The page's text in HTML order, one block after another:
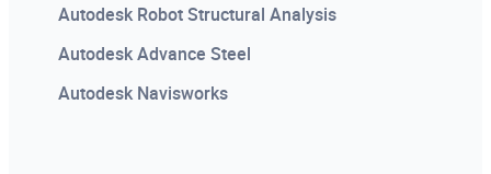
Autodesk Robot Structural Analysis
Autodesk Advance Steel
Autodesk Navisworks